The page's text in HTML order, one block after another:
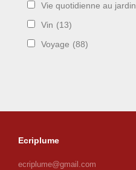
Vie quotidienne au jardin
Vin (13)
Voyage (88)
Ecriplume
ecriplume@gmail.com